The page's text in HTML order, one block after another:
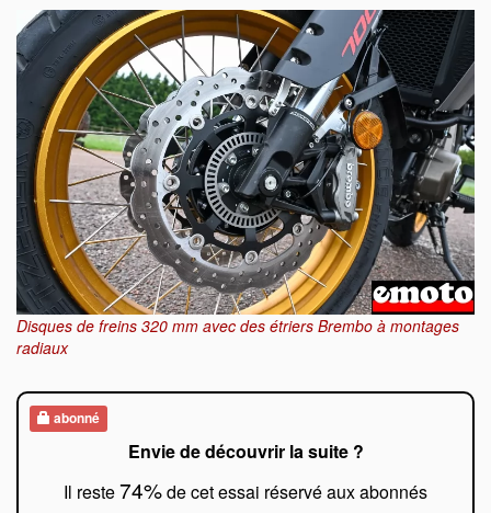
Disques de freins 320 mm avec des étriers Brembo à montages
radiaux
abonné
Envie de découvrir la suite ?
Il reste74%de cet essai réservé aux abonnés